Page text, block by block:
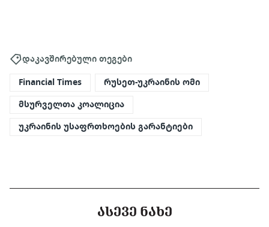
დაკავშირებული თეგები
Financial Times რუსეთ-უკრაინის ომი
მსურველთა კოალიცია
უკრაინის უსაფრთხოების გარანტიები
ᲐᲡᲔᲕᲔ ᲜᲐᲮᲔ